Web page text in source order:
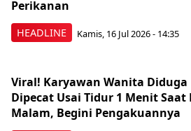
HEADLINE
Perikanan
Kamis, 16 Jul 2026 - 14:35
Viral! Karyawan Wanita Diduga
Dipecat Usai Tidur 1 Menit Saat
Malam, Begini Pengakuannya